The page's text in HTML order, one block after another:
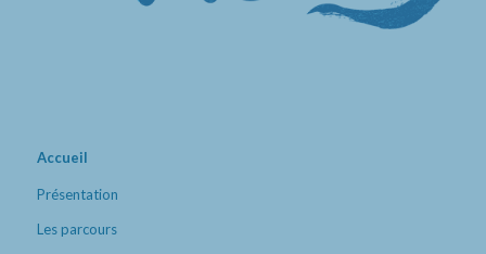
Accueil
Présentation
Les parcours